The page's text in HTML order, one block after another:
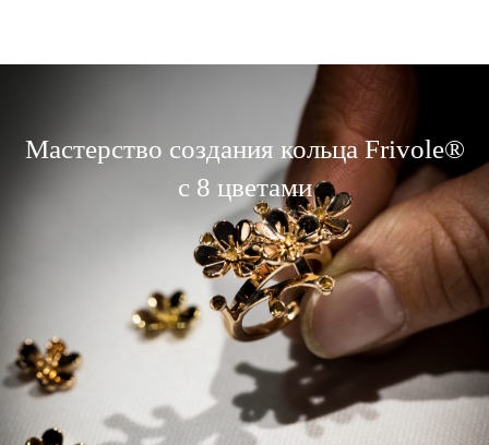
Мастерство создания кольца Frivole®
с 8 цветами